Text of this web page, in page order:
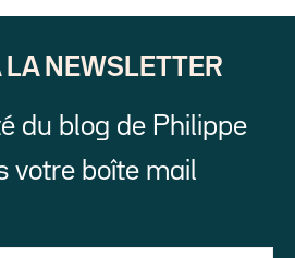
LA NEWSLETTER
du blog de Philippe
votre boîte mail